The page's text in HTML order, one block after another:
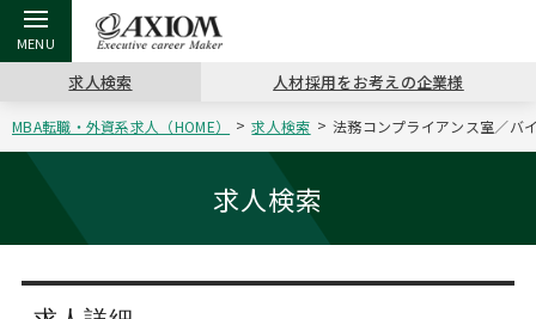
戻る
アクシアムの特長
戻る
コンサ
サービス案内
戻る
キャリ
コンサルタントの紹介
戻る
キャリア支援 TOP
キャリアデザイン講座
（最新求人市場動向）
戻る
MBAの
戻る
日本か
戻る
転職ツール TOP
英文レジュメの書き方
戻る
パワー
職務経歴書の書き方
戻る
転職コラム TOP
“展”職相談室
転職市場の明日をよめ
戻る
イベント・セミナー TOP
ジョブフェア
キャリアデザインセミナー
戻る
会社概要 TOP
沿革
主なクライアント
求人検索 人材採用をお考えの企業様
MBA転職・外資系求人（HOME） 求人検索 法務コンプライアンス室／バ
求人検索